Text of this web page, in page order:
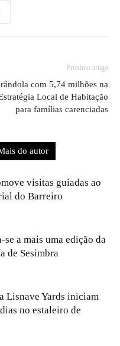
Próximo artigo
com 5,74 milhões na
Local de Habitação
para famílias carenciadas
do autor
visitas guiadas ao
do Barreiro
se a mais uma edição da
de Sesimbra
Lisnave Yards iniciam
no estaleiro de